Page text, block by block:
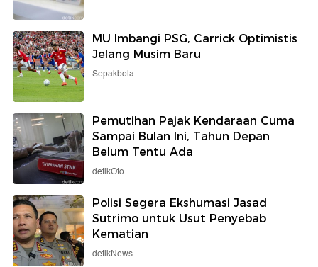
MU Imbangi PSG, Carrick Optimistis
Jelang Musim Baru
Sepakbola
Pemutihan Pajak Kendaraan Cuma
Sampai Bulan Ini, Tahun Depan
Belum Tentu Ada
detikOto
Polisi Segera Ekshumasi Jasad
Sutrimo untuk Usut Penyebab
Kematian
detikNews